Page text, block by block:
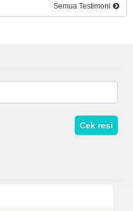
Semua Testimoni
Cek resi